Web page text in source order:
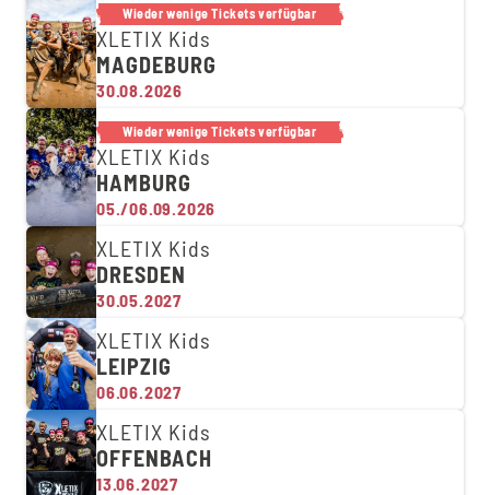
Wieder wenige Tickets verfügbar
XLETIX Kids
MAGDEBURG
30.08.2026
Wieder wenige Tickets verfügbar
XLETIX Kids
HAMBURG
05./06.09.2026
XLETIX Kids
DRESDEN
30.05.2027
XLETIX Kids
LEIPZIG
06.06.2027
XLETIX Kids
OFFENBACH
13.06.2027